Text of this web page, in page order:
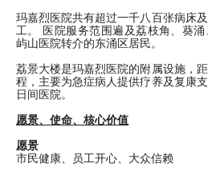
玛嘉烈医院共有超过一千八百张病床
工。 医院服务范围遍及荔枝角、葵
屿山医院转介的东涌区居民。
荔景大楼是玛嘉烈医院的附属设施，
程，主要为急症病人提供疗养及复康
日间医院。
愿景、使命、核心价值
愿景
市民健康、员工开心、大众信赖